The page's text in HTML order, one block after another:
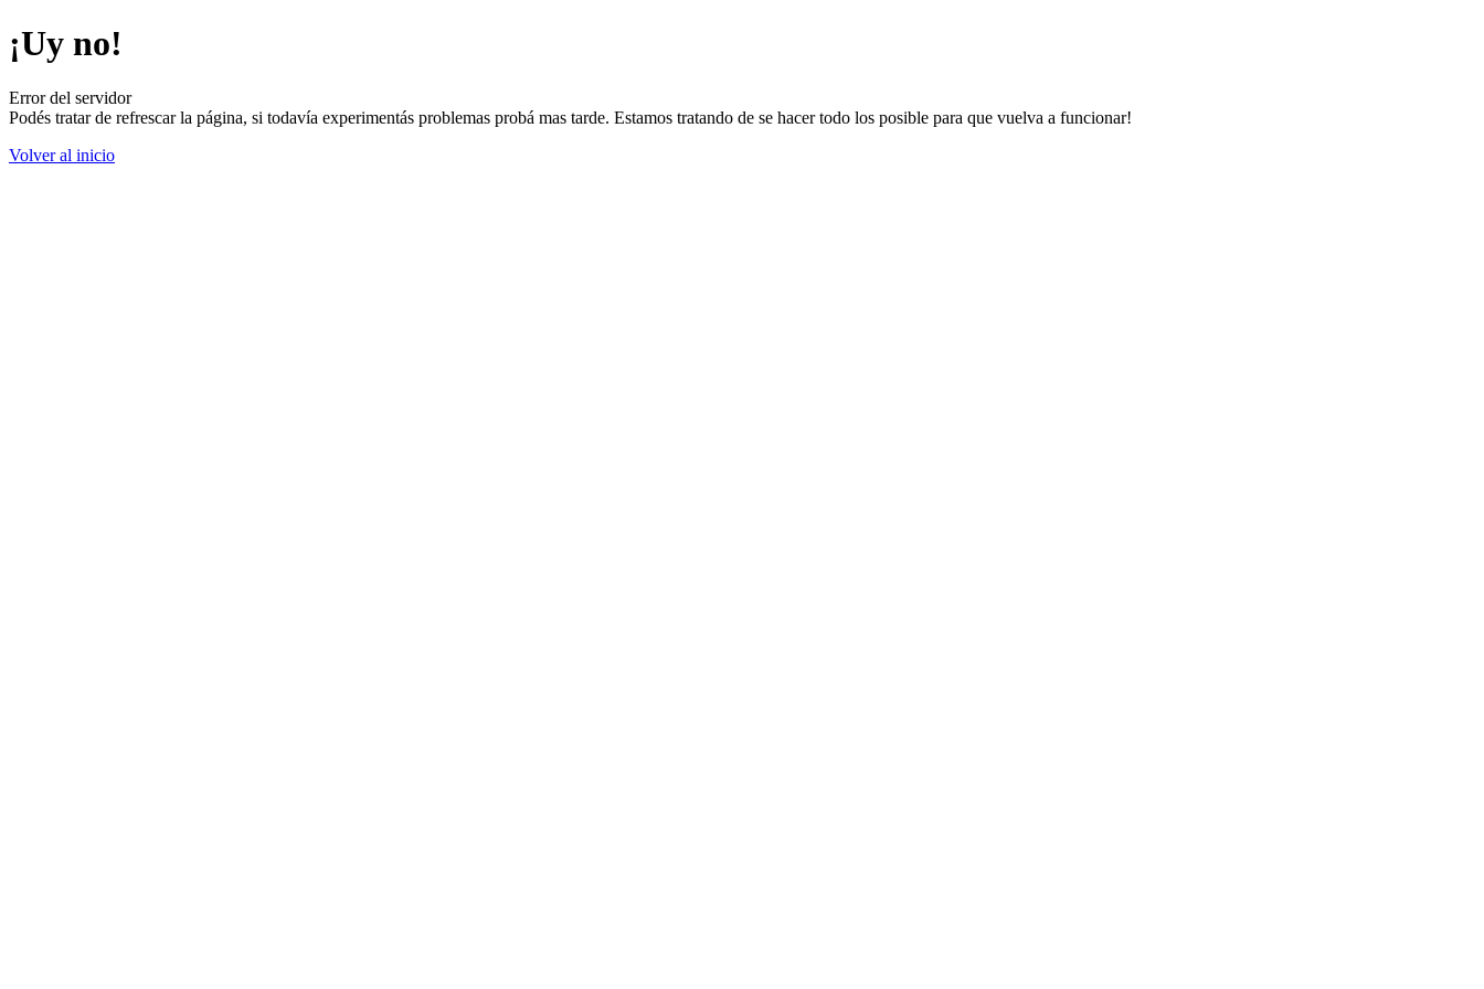
¡Uy no!
Error del servidor
Podés tratar de refrescar la página, si todavía experimentás problemas probá mas tarde. Estamos tratando de se hacer todo los posible para que vuelva a funcionar!
Volver al inicio